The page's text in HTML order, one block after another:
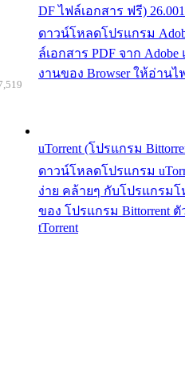
DF ไฟล์เอกสาร ฟรี) 26.001
ดาวน์โหลดโปรแกรม
ล์เอกสาร PDF จาก
งานของ Browser ให้อ่านไ
uTorrent (โปรแกรม
ดาวน์โหลดโปรแกรม
ง่าย คล้ายๆ กับโปรแกรม
ของ โปรแกรม Bittorrent
tTorrent